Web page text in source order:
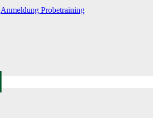
Anmeldung Probetraining